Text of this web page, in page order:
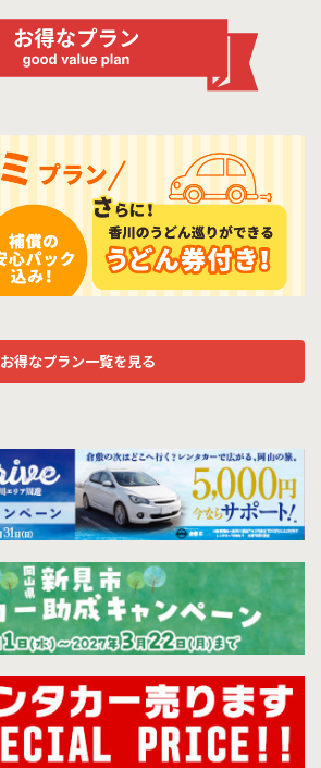
お得なプラン一覧を見る